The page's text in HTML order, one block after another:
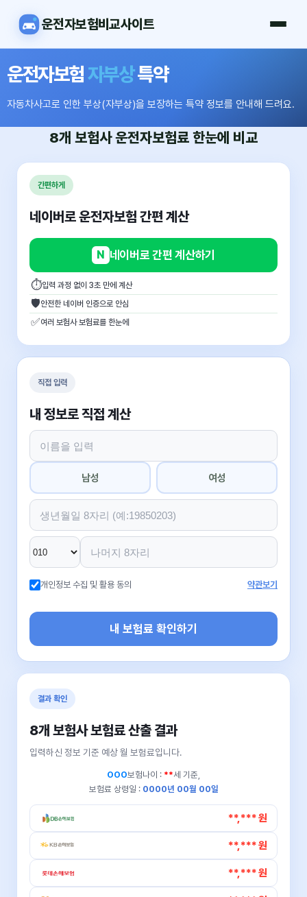
운전자보험비교사이트
운전자보험자부상특약
자동차사고로 인한 부상(자부상)을 보장하는 특약 정보를 안내해 드려요.
8개 보험사운전자보험료 한눈에 비교
간편하게
네이버로 운전자보험 간편 계산
N 네이버로 간편 계산하기
⏱입력 과정 없이 3초 만에 계산
🛡안전한 네이버 인증으로 안심
✅여러 보험사 보험료를 한눈에
직접 입력
내 정보로 직접 계산
남성 여성
개인정보 수집 및 활용 동의 약관보기
내 보험료 확인하기
결과 확인
8개 보험사 보험료 산출 결과
입력하신 정보 기준 예상 월 보험료입니다.
OOO보험나이 : **세 기준,
보험료 상령일 : 0000년 00월 00일
**,*** 원
**,*** 원
**,*** 원